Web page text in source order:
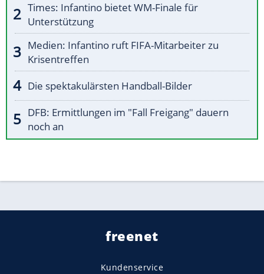
Times: Infantino bietet WM-Finale für
Unterstützung
Medien: Infantino ruft FIFA-Mitarbeiter zu
Krisentreffen
Die spektakulärsten Handball-Bilder
DFB: Ermittlungen im "Fall Freigang" dauern
noch an
freenet
Kundenservice